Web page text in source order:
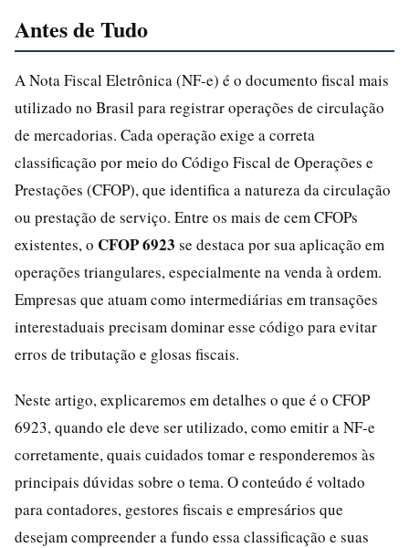
Antes de Tudo
A Nota Fiscal Eletrônica (NF-e) é o documento fiscal mais
utilizado no Brasil para registrar operações de circulação
de mercadorias. Cada operação exige a correta
classificação por meio do Código Fiscal de Operações e
Prestações (CFOP), que identifica a natureza da circulação
ou prestação de serviço. Entre os mais de cem CFOPs
existentes, o CFOP 6923 se destaca por sua aplicação em
operações triangulares, especialmente na venda à ordem.
Empresas que atuam como intermediárias em transações
interestaduais precisam dominar esse código para evitar
erros de tributação e glosas fiscais.
Neste artigo, explicaremos em detalhes o que é o CFOP
6923, quando ele deve ser utilizado, como emitir a NF-e
corretamente, quais cuidados tomar e responderemos às
principais dúvidas sobre o tema. O conteúdo é voltado
para contadores, gestores fiscais e empresários que
desejam compreender a fundo essa classificação e suas